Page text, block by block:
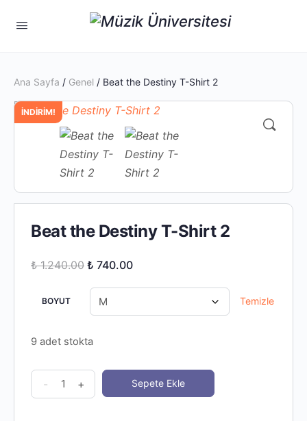
Ana Sayfa / Genel / Beat the Destiny T-Shirt 2
İNDIRIM!
Beat the Destiny T-Shirt 2
₺1.240.00 Orijinal
₺ 1.240.00.
₺ 740.00Şu
₺ 740.00.
BOYUT Temizle
9 adet stokta
the
- + Sepete Ekle